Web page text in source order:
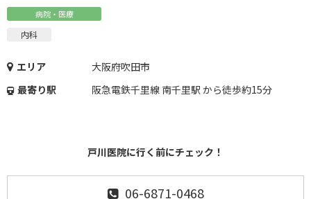
病院・医療
内科
エリア
大阪府吹田市
最寄り駅
阪急電鉄千里線 南千里駅 から徒歩約15分
戸川医院に行く前にチェック！
06-6871-0468